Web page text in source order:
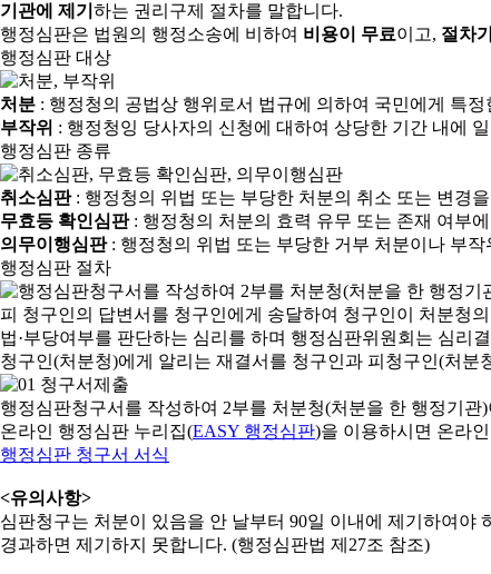
기관에 제기 하는 권리구제 절차를 말합니다.
행정심판은 법원의 행정소송에 비하여 비용이 무료이고, 절차
행정심판 대상
처분 : 행정청의 공법상 행위로서 법규에 의하여 국민에게 특
부작위 : 행정청잉 당사자의 신청에 대하여 상당한 기간 내에
행정심판 종류
취소심판: 행정청의 위법 또는 부당한 처분의 취소 또는 변경
무효등 확인심판: 행정청의 처분의 효력 유무 또는 존재 여부
의무이행심판: 행정청의 위법 또는 부당한 거부 처분이나 부
행정심판 절차
행정심판청구서를 작성하여 2부를 처분청(처분을 한 행정기
온라인 행정심판 누리집(EASY 행정심판)을 이용하시면 온라
행정심판 청구서 서식
<유의사항>
심판청구는 처분이 있음을 안 날부터 90일 이내에 제기하여야
경과하면 제기하지 못합니다. (행정심판법 제27조 참조)